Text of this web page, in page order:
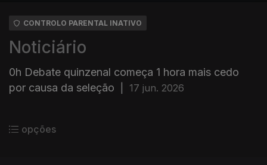
CONTROLO PARENTAL INATIVO
Noticiário
0h Debate quinzenal começa 1 hora mais cedo
por causa da seleção
17 jun. 2026
opções